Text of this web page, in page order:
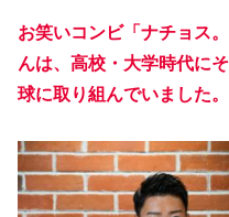
お笑いコンビ「ナチョス
んは、高校・大学時代に
球に取り組んでいました。